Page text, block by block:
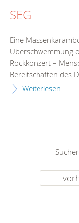
SEG
Eine
Überschwemmung
Rockkonzert –
Bereitschaften des
Weiterlesen